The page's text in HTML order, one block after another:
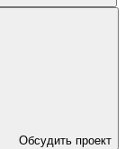
Обсудить проект